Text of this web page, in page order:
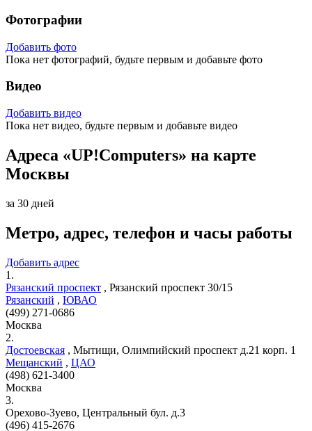
Фотографии
Добавить фото
Пока нет фотографий, будьте первым и добавьте фото
Видео
Добавить видео
Пока нет видео, будьте первым и добавьте видео
Адреса «UP!Computers» на карте
Москвы
за 30 дней
Метро, адрес, телефон и часы работы
Добавить адрес
1.
Рязанский проспект , Рязанский проспект 30/15
Рязанский , ЮВАО
(499) 271-0686
Москва
2.
Достоевская , Мытищи, Олимпийский проспект д.21 корп. 1
Мещанский , ЦАО
(498) 621-3400
Москва
3.
Орехово-Зуево, Центральный бул. д.3
(496) 415-2676